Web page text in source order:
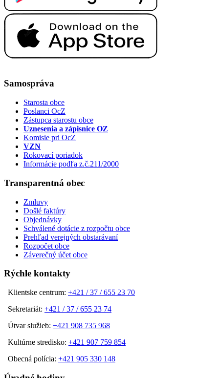
Samospráva
Starosta obce
Poslanci OcZ
Zástupca starostu obce
Uznesenia a zápisnice OZ
Komisie pri OcZ
VZN
Rokovací poriadok
Informácie podľa z.č.211/2000
Transparentná obec
Zmluvy
Došlé faktúry
Objednávky
Schválené dotácie z rozpočtu obce
Prehľad verejných obstarávaní
Rozpočet obce
Záverečný účet obce
Rýchle kontakty
Klientske centrum: +421 / 37 / 655 23 70
Sekretariát: +421 / 37 / 655 23 74
Útvar služieb: +421 908 735 968
Kultúrne stredisko: +421 907 759 854
Obecná polícia: +421 905 330 148